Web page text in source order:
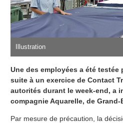
Illustration
Une des employées a été testée
suite à un exercice de Contact
autorités durant le week-end, a
compagnie Aquarelle, de Grand-
Par mesure de précaution, la